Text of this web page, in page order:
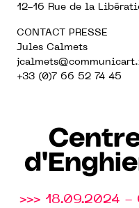
12-16 Rue de la
CONTACT PRESSE
Jules Calmets
jcalmets
+33 (0)7 66 52 74 45
>>> 18.09.2024 -